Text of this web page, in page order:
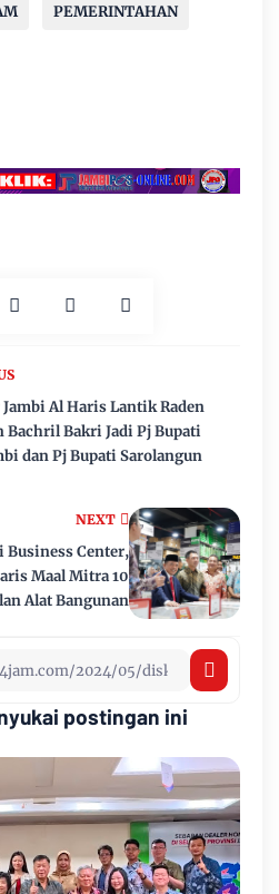
PEMERINTAHAN
NEXT
Business Center,
Maal Mitra 10
Alat Bangunan
Al Haris Lantik Raden
Bachril Bakri Jadi Pj Bupati
dan Pj Bupati Sarolangun
postingan ini